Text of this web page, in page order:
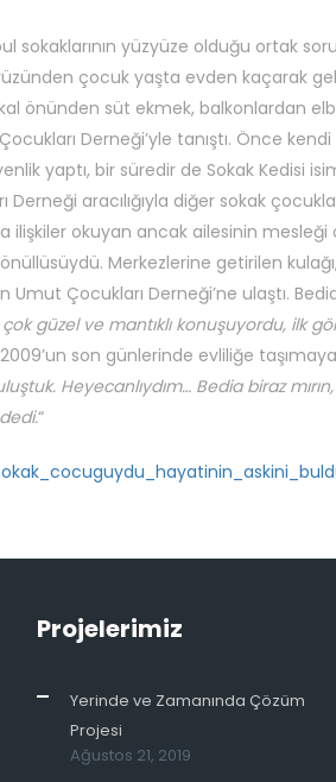
sokaklarının yüzyüze olduğu ortak
çocuk yaşta evden kaçarak
önünden süt ekmek, balkonlardan
Derneği’yle tanıştı. Önce
yaptı, bir süredir de Sokak Kedisi
aracılığıyla diğer sokak
ilişkiler okuyan ancak ailesinin
Merkezlerine getirilen
Çocukları Derneği’ne ulaştı.
güzel ve mantıklı konuşuyordu, ilk
2009’un son günlerinde evliliğe
Heyecanlıydım… Bedia biraz mırın,
“
Projelerimiz
Yerinde ve Zamanında Çözüm
Projesi
Ağustos 21, 2019